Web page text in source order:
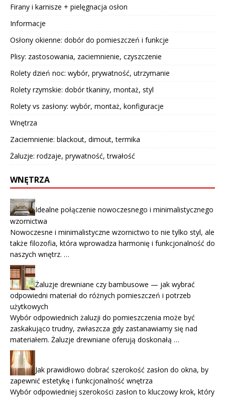
Firany i karnisze + pielęgnacja osłon
Informacje
Osłony okienne: dobór do pomieszczeń i funkcje
Plisy: zastosowania, zaciemnienie, czyszczenie
Rolety dzień noc: wybór, prywatność, utrzymanie
Rolety rzymskie: dobór tkaniny, montaż, styl
Rolety vs zasłony: wybór, montaż, konfiguracje
Wnętrza
Zaciemnienie: blackout, dimout, termika
Żaluzje: rodzaje, prywatność, trwałość
WNĘTRZA
Idealne połączenie nowoczesnego i minimalistycznego
wzornictwa
Nowoczesne i minimalistyczne wzornictwo to nie tylko styl, ale
także filozofia, która wprowadza harmonię i funkcjonalność do
naszych wnętrz. …
Żaluzje drewniane czy bambusowe — jak wybrać
odpowiedni materiał do różnych pomieszczeń i potrzeb
użytkowych
Wybór odpowiednich żaluzji do pomieszczenia może być
zaskakująco trudny, zwłaszcza gdy zastanawiamy się nad
materiałem. Żaluzje drewniane oferują doskonałą …
Jak prawidłowo dobrać szerokość zasłon do okna, by
zapewnić estetykę i funkcjonalność wnętrza
Wybór odpowiedniej szerokości zasłon to kluczowy krok, który